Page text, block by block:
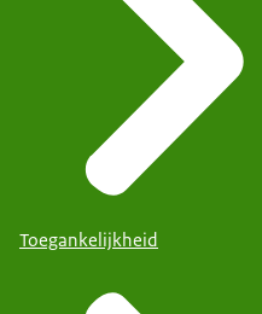
Toegankelijkheid